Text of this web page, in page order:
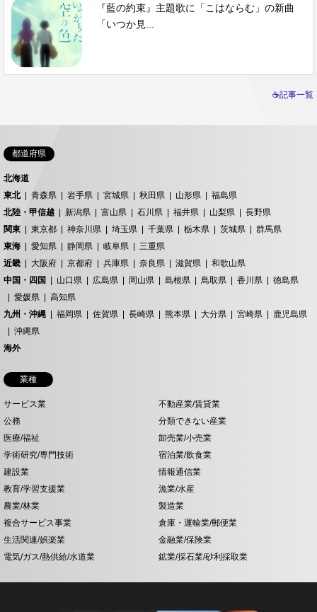
『藍の約束』主題歌に「こはならむ」の新曲
「いつか見...
☕記事一覧
都道府県
北海道
東北
青森県 岩手県 宮城県 秋田県 山形県
福島県
北陸・甲信越
新潟県 富山県 石川県 福井県 山梨県
長野県
関東
東京都 神奈川県 埼玉県 千葉県 栃木県 茨城県
群馬県
東海
愛知県 静岡県 岐阜県
三重県
近畿
大阪府 京都府 兵庫県 奈良県 滋賀県
和歌山県
中国・四国
山口県 広島県 岡山県 島根県 鳥取県 香川県
徳島県
愛媛県
高知県
九州・沖縄
福岡県 佐賀県 長崎県 熊本県 大分県 宮崎県
鹿児島県
沖縄県
海外
業種
サービス業
不動産業/賃貸業
公務
分類できない産業
医療/福祉
卸売業/小売業
学術研究/専門技術
宿泊業/飲食業
建設業
情報通信業
教育/学習支援業
漁業/水産
農業/林業
製造業
複合サービス事業
倉庫・運輸業/郵便業
生活関連/娯楽業
金融業/保険業
電気/ガス/熱供給/水道業
鉱業/採石業/砂利採取業